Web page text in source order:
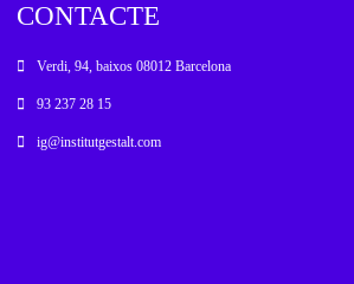
CONTACTE
Verdi, 94, baixos 08012 Barcelona
93 237 28 15
ig@institutgestalt.com